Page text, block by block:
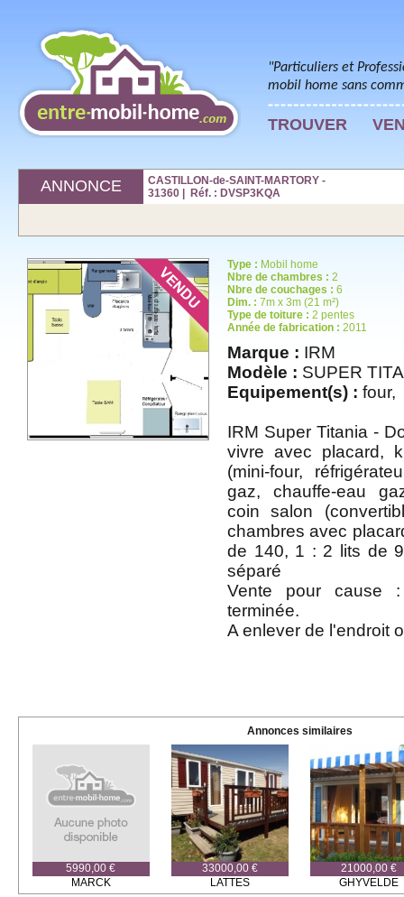
"Particuliers et
mobil home sans
TROUVER
ANNONCE
CASTILLON-de-SAINT-MARTORY -
31360 | Réf. : DVSP3KQA
Type : Mobil home
Nbre de chambres : 2
Nbre de couchages : 6
Dim. : 7m x 3m (21 m²)
Type de toiture : 2 pentes
Année de fabrication : 2011
Marque : IRM
Modèle : SUPER
Equipement(s) : four,
IRM Super Titania -
vivre avec placard,
(mini-four,
gaz, chauffe-eau
coin salon
chambres avec
de 140, 1 : 2 lits de
séparé
Vente pour cause :
terminée.
A enlever de l'endroit
Annonces similaires
5990,00 €
MARCK
33000,00 €
LATTES
21000,00 €
GHYVELDE